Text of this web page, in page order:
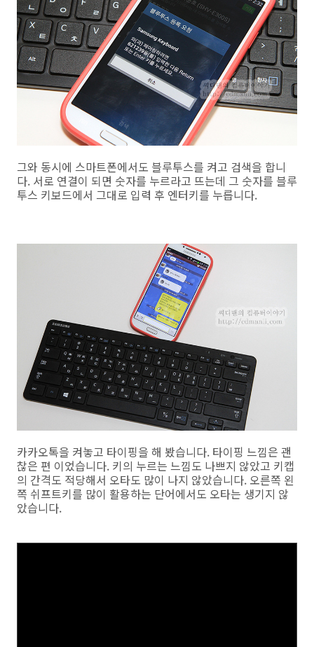
그와 동시에 스마트폰에서도 블루투스를 켜고 검색을 합니
다. 서로 연결이 되면 숫자를 누르라고 뜨는데 그 숫자를 블루
투스 키보드에서 그대로 입력 후 엔터키를 누릅니다.
카카오톡을 켜놓고 타이핑을 해 봤습니다. 타이핑 느낌은 괜
찮은 편 이었습니다. 키의 누르는 느낌도 나쁘지 않았고 키캡
의 간격도 적당해서 오타도 많이 나지 않았습니다. 오른쪽 왼
쪽 쉬프트키를 많이 활용하는 단어에서도 오타는 생기지 않
았습니다.